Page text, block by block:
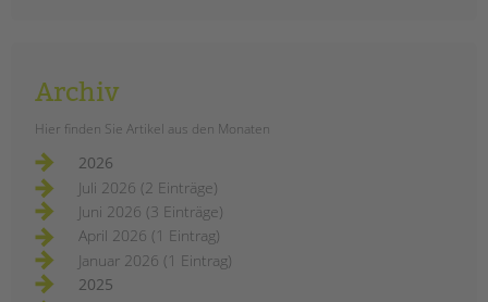
Neukölln. Neben einer offenen
Klassen gibt es auch eine feste
Mädchengruppe für die
Siebtklässlerinnen. Betreut wird die
Gruppe von Kristina Becker, die als
Schulsozialarbeiterin seit vier Jahren
für die tandem BTL an der Adolf-
Reichwein-Schule arbeitet.
Archiv
Hier finden Sie Artikel aus den Monaten
2026
Juli 2026 (2 Einträge)
Juni 2026 (3 Einträge)
April 2026 (1 Eintrag)
Januar 2026 (1 Eintrag)
2025